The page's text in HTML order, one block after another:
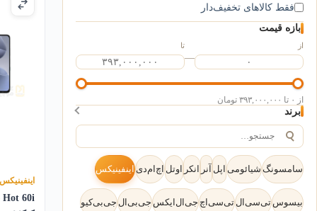
فقط کالاهای تخفیف‌دار
بازه قیمت
از
—
تا
از ۰ تا ۳۹۳,۰۰۰,۰۰۰ تومان
برند
سامسونگشیائومی اپل آنر انکر اوتل اچ‌ام‌دی اینفینیکس
بیسوستی‌سی‌التی‌سی‌اچجی‌ال‌ایکسجی‌بی‌الجی‌بی‌کیو
اینفینیکس